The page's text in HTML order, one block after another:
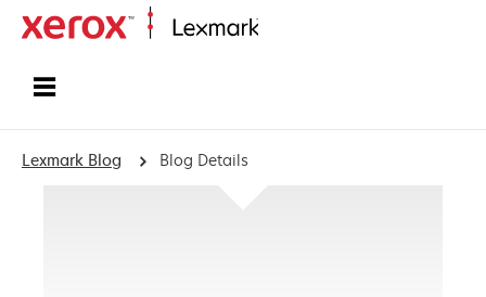
Lexmark Blog Blog Details